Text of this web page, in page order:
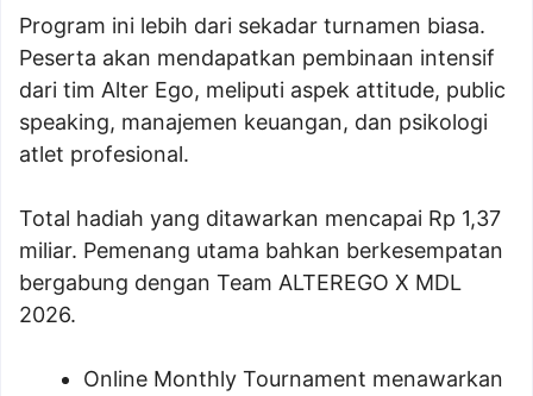
Program ini lebih dari sekadar turnamen biasa.
Peserta akan mendapatkan pembinaan intensif
dari tim Alter Ego, meliputi aspek attitude, public
speaking, manajemen keuangan, dan psikologi
atlet profesional.
Total hadiah yang ditawarkan mencapai Rp 1,37
miliar. Pemenang utama bahkan berkesempatan
bergabung dengan Team ALTEREGO X MDL
2026.
Online Monthly Tournament menawarkan